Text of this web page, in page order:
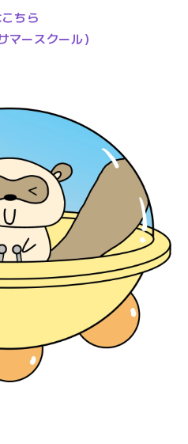
ちら
ースクール）